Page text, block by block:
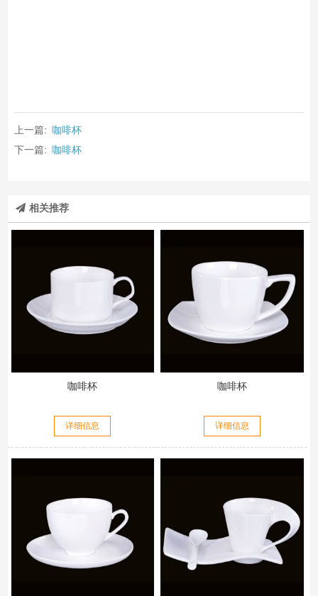
上一篇: 咖啡杯
下一篇: 咖啡杯
相关推荐
咖啡杯
详细信息
咖啡杯
详细信息